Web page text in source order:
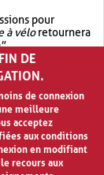
pour
à véloretournera
.
.garage OR vélo
à vélo
DE
de connexion
meilleure
acceptez
aux conditions
en modifiant
recours aux